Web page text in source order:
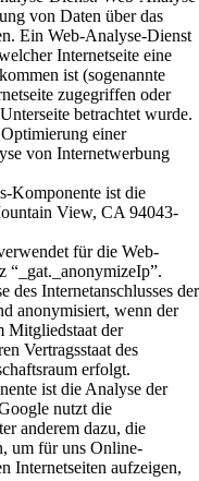
von Daten über das
Ein Web-Analyse-Dienst
Internetseite eine
ist (sogenannte
zugegriffen oder
betrachtet wurde.
einer
von Internetwerbung
Komponente ist die
View, CA 94043-
für die Web-
“_gat._anonymizeIp”.
des Internetanschlusses der
anonymisiert, wenn der
Mitgliedstaat der
Vertragsstaat des
erfolgt.
ist die Analyse der
nutzt die
anderem dazu, die
um für uns Online-
Internetseiten aufzeigen,